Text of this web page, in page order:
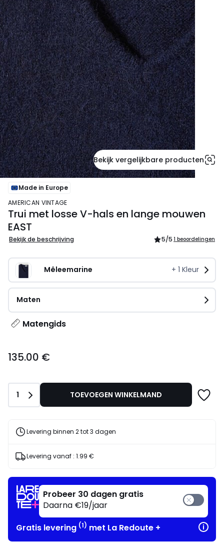
Bekijk vergelijkbare producten
Made in Europe
AMERICAN VINTAGE
Trui met losse V-hals en lange mouwen
EAST
Bekijk de beschrijving 5/5 1 beoordelingen
Mêleemarine + 1 Kleur
Maten
Matengids
€.
135.00 €
Aantal
1 TOEVOEGEN WINKELMAND
Levering binnen 2 tot 3 dagen
Levering vanaf : 1.99 €
Probeer 30 dagen gratis
Daarna €19/jaar
Gratis levering (1) met La Redoute +